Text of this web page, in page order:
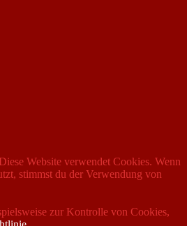
Website verwendet Cookies. Wenn
stimmst du der Verwendung von
zur Kontrolle von Cookies,